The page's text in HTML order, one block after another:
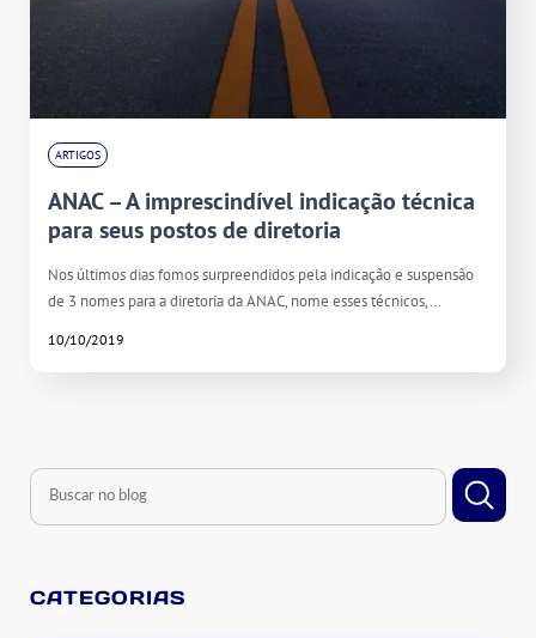
ARTIGOS
ANAC – A imprescindível indicação técnica
para seus postos de diretoria
Nos últimos dias fomos surpreendidos pela indicação e suspensão
de 3 nomes para a diretoria da ANAC, nome esses técnicos,…
10/10/2019
CATEGORIAS